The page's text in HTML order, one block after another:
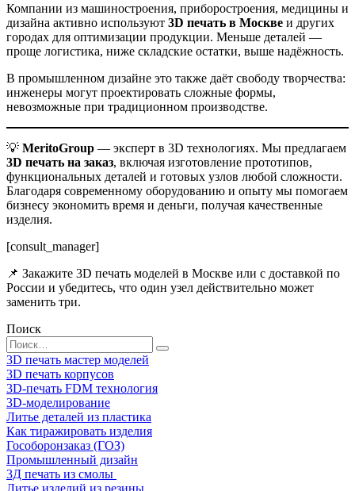
Компании из машиностроения, приборостроения, медицины и
дизайна активно используют 3D печать в Москве и других
городах для оптимизации продукции. Меньше деталей —
проще логистика, ниже складские остатки, выше надёжность.
В промышленном дизайне это также даёт свободу творчества:
инженеры могут проектировать сложные формы,
невозможные при традиционном производстве.
💡 MeritoGroup — эксперт в 3D технологиях. Мы предлагаем
3D печать на заказ, включая изготовление прототипов,
функциональных деталей и готовых узлов любой сложности.
Благодаря современному оборудованию и опыту мы помогаем
бизнесу экономить время и деньги, получая качественные
изделия.
[consult_manager]
📌 Закажите 3D печать моделей в Москве или с доставкой по
России и убедитесь, что один узел действительно может
заменить три.
Поиск
Search
for:
3D печать мастер моделей
3D печать корпусов
3D-печать FDM технология
3D-моделирование
Литье деталей из пластика
Как тиражировать изделия
Гособоронзаказ (ГОЗ)
Промышленный дизайн
3Д печать из смолы
Литье изделий из резины